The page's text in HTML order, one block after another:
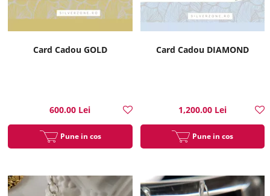
Card Cadou GOLD
600.00 Lei
Pune in cos
Card Cadou DIAMOND
1,200.00 Lei
Pune in cos